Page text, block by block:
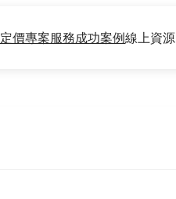
定價專案服務成功案例線上資源